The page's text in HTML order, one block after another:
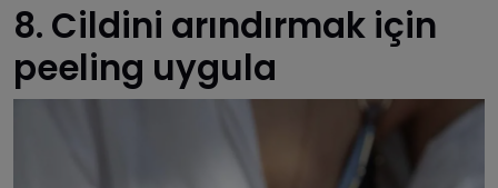
8. Cildini arındırmak için
peeling uygula